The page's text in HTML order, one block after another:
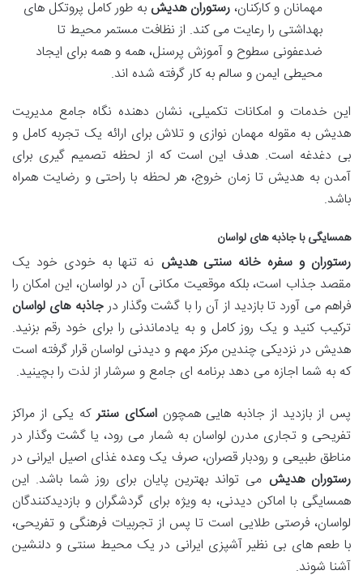
مهمانان و کارکنان، رستوران هدیش به طور کامل پروتکل های
بهداشتی را رعایت می کند. از نظافت مستمر محیط تا
ضدعفونی سطوح و آموزش پرسنل، همه و همه برای ایجاد
محیطی ایمن و سالم به کار گرفته شده اند.
این خدمات و امکانات تکمیلی، نشان دهنده نگاه جامع مدیریت
هدیش به مقوله مهمان نوازی و تلاش برای ارائه یک تجربه کامل و
بی دغدغه است. هدف این است که از لحظه تصمیم گیری برای
آمدن به هدیش تا زمان خروج، هر لحظه با راحتی و رضایت همراه
باشد.
همسایگی با جاذبه های لواسان
رستوران و سفره خانه سنتی هدیش نه تنها به خودی خود یک
مقصد جذاب است، بلکه موقعیت مکانی آن در لواسان، این امکان را
فراهم می آورد تا بازدید از آن را با گشت وگذار درجاذبه های لواسان
ترکیب کنید و یک روز کامل و به یادماندنی را برای خود رقم بزنید.
هدیش در نزدیکی چندین مرکز مهم و دیدنی لواسان قرار گرفته است
که به شما اجازه می دهد برنامه ای جامع و سرشار از لذت را بچینید.
پس از بازدید از جاذبه هایی همچوناسکای سنترکه یکی از مراکز
تفریحی و تجاری مدرن لواسان به شمار می رود، یا گشت وگذار در
مناطق طبیعی و رودبار قصران، صرف یک وعده غذای اصیل ایرانی در
رستوران هدیش می تواند بهترین پایان برای روز شما باشد. این
همسایگی با اماکن دیدنی، به ویژه برای گردشگران و بازدیدکنندگان
لواسان، فرصتی طلایی است تا پس از تجربیات فرهنگی و تفریحی،
با طعم های بی نظیر آشپزی ایرانی در یک محیط سنتی و دلنشین
آشنا شوند.